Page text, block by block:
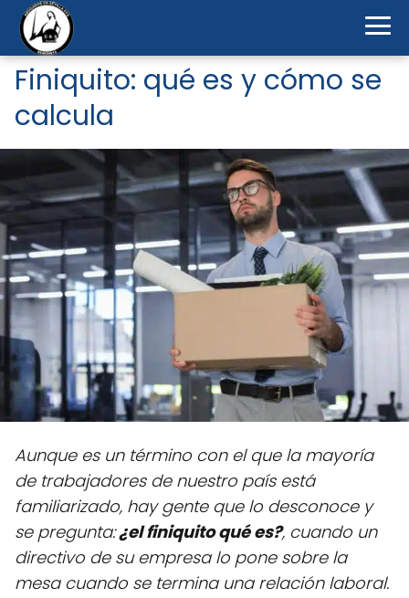
Finiquito: qué es y cómo se
calcula
Aunque es un término con el que la mayoría
de trabajadores de nuestro país está
familiarizado, hay gente que lo desconoce y
se pregunta:¿el finiquito qué es?, cuando un
directivo de su empresa lo pone sobre la
mesa cuando se termina una relación laboral.